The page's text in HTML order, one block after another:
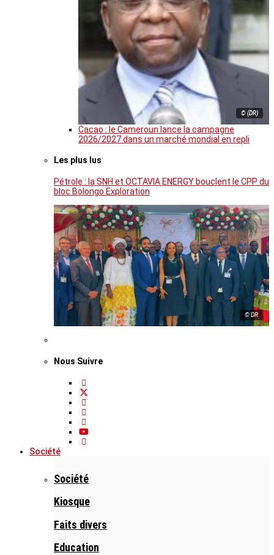
© (DR)
Cacao : le Cameroun lance la campagne
2026/2027 dans un marché mondial en repli
Les plus lus
Pétrole : la SNH et OCTAVIA ENERGY bouclent le CPP du
bloc Bolongo Exploration
© DR
Nous Suivre
Société
Société
Kiosque
Faits divers
Education